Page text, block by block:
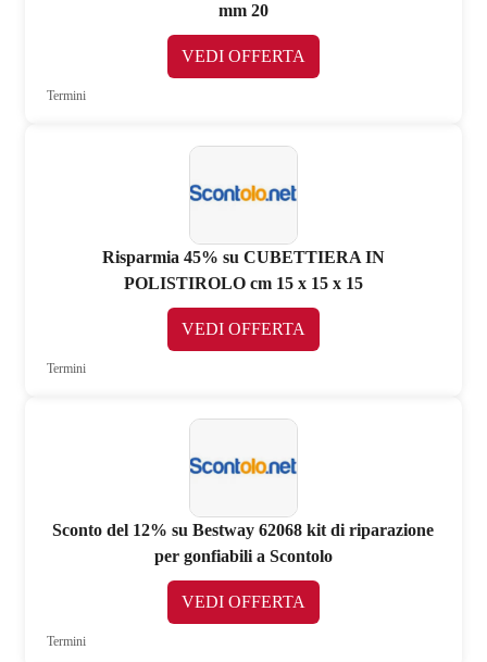
mm 20
VEDI OFFERTA
Termini
Risparmia 45% su CUBETTIERA IN
POLISTIROLO cm 15 x 15 x 15
VEDI OFFERTA
Termini
Sconto del 12% su Bestway 62068 kit di riparazione
per gonfiabili a Scontolo
VEDI OFFERTA
Termini